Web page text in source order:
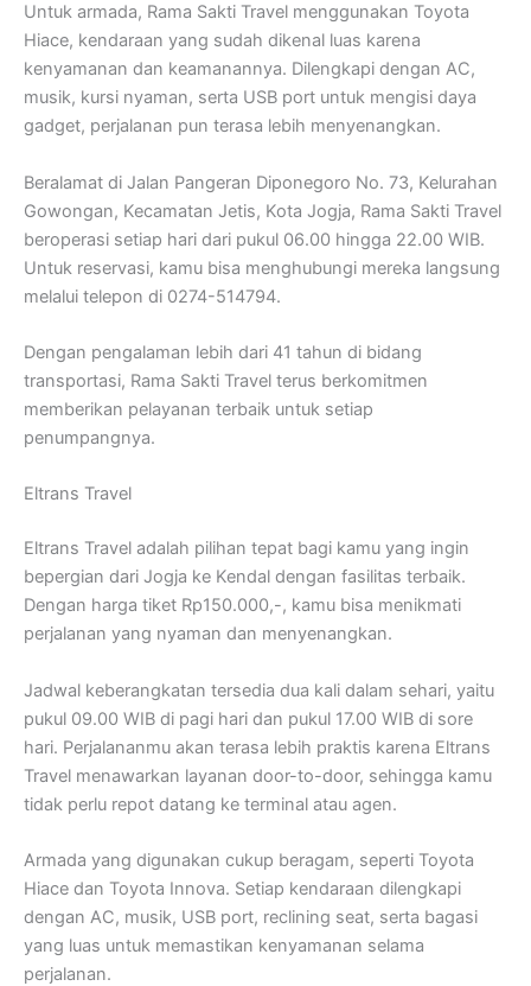
Untuk armada, Rama Sakti Travel menggunakan Toyota
Hiace, kendaraan yang sudah dikenal luas karena
kenyamanan dan keamanannya. Dilengkapi dengan AC,
musik, kursi nyaman, serta USB port untuk mengisi daya
gadget, perjalanan pun terasa lebih menyenangkan.
Beralamat di Jalan Pangeran Diponegoro No. 73, Kelurahan
Gowongan, Kecamatan Jetis, Kota Jogja, Rama Sakti Travel
beroperasi setiap hari dari pukul 06.00 hingga 22.00 WIB.
Untuk reservasi, kamu bisa menghubungi mereka langsung
melalui telepon di 0274-514794.
Dengan pengalaman lebih dari 41 tahun di bidang
transportasi, Rama Sakti Travel terus berkomitmen
memberikan pelayanan terbaik untuk setiap
penumpangnya.
Eltrans Travel
Eltrans Travel adalah pilihan tepat bagi kamu yang ingin
bepergian dari Jogja ke Kendal dengan fasilitas terbaik.
Dengan harga tiket Rp150.000,-, kamu bisa menikmati
perjalanan yang nyaman dan menyenangkan.
Jadwal keberangkatan tersedia dua kali dalam sehari, yaitu
pukul 09.00 WIB di pagi hari dan pukul 17.00 WIB di sore
hari. Perjalananmu akan terasa lebih praktis karena Eltrans
Travel menawarkan layanan door-to-door, sehingga kamu
tidak perlu repot datang ke terminal atau agen.
Armada yang digunakan cukup beragam, seperti Toyota
Hiace dan Toyota Innova. Setiap kendaraan dilengkapi
dengan AC, musik, USB port, reclining seat, serta bagasi
yang luas untuk memastikan kenyamanan selama
perjalanan.